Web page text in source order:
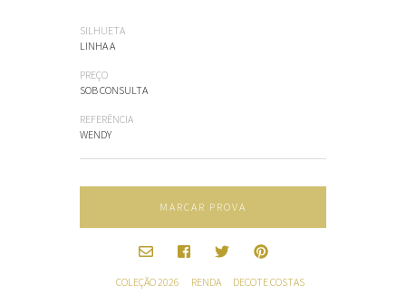
SILHUETA
LINHA A
PREÇO
SOB CONSULTA
REFERÊNCIA
WENDY
MARCAR PROVA
COLEÇÃO 2026 RENDA
DECOTE COSTAS